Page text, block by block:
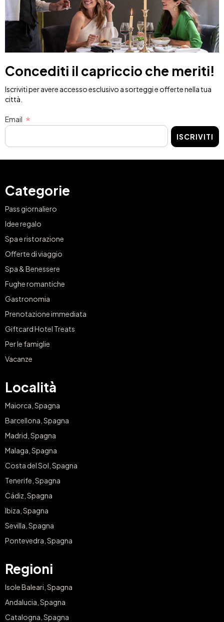
Concediti il capriccio che meriti!
Iscriviti per avere accesso esclusivo a sorteggi e offerte nella tua
città.
Email
ISCRIVITI
Categorie
Pass giornaliero
Idee regalo
Spa e ristorazione
Offerte di viaggio
Spa & Benessere
Fughe romantiche
Gastronomia
Prenotazione immediata
Giftcard Hotel Treats
Per le famiglie
Vacanze
Località
Maiorca, Spagna
Barcellona, Spagna
Madrid, Spagna
Malaga, Spagna
Costa del Sol, Spagna
Tenerife, Spagna
Cádiz, Spagna
Ibiza, Spagna
Sevilla, Spagna
Pontevedra, Spagna
Regioni
Isole Baleari, Spagna
Andalucia, Spagna
Catalogna, Spagna